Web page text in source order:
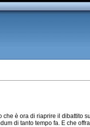
è ora di riaprire il dibattito
di tanto tempo fa. E che